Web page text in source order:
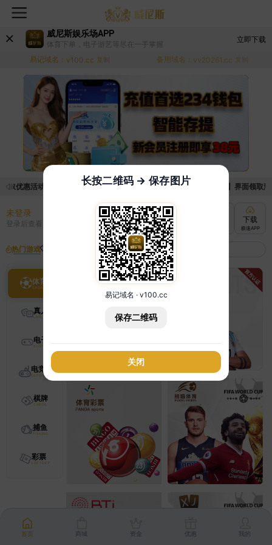
威尼斯娱乐场APP
体育下单，电子游艺等尽在一手掌握
立即下载
易记域名： v100.cc 复制 备用域名： vv20261.cc 复制
取优惠活动的手续麻烦，已新增优惠系统，现在可以前往【福利中心】界面领取
未登录
登录后查看 充值
快速到账
下载
极速APP
热门游戏
体育
真人
电子
电竞
棋牌
捕鱼
彩票
首页 商城 资金 优惠 我的
长按二维码 → 保存图片
易记域名 · v100.cc
保存二维码
关闭